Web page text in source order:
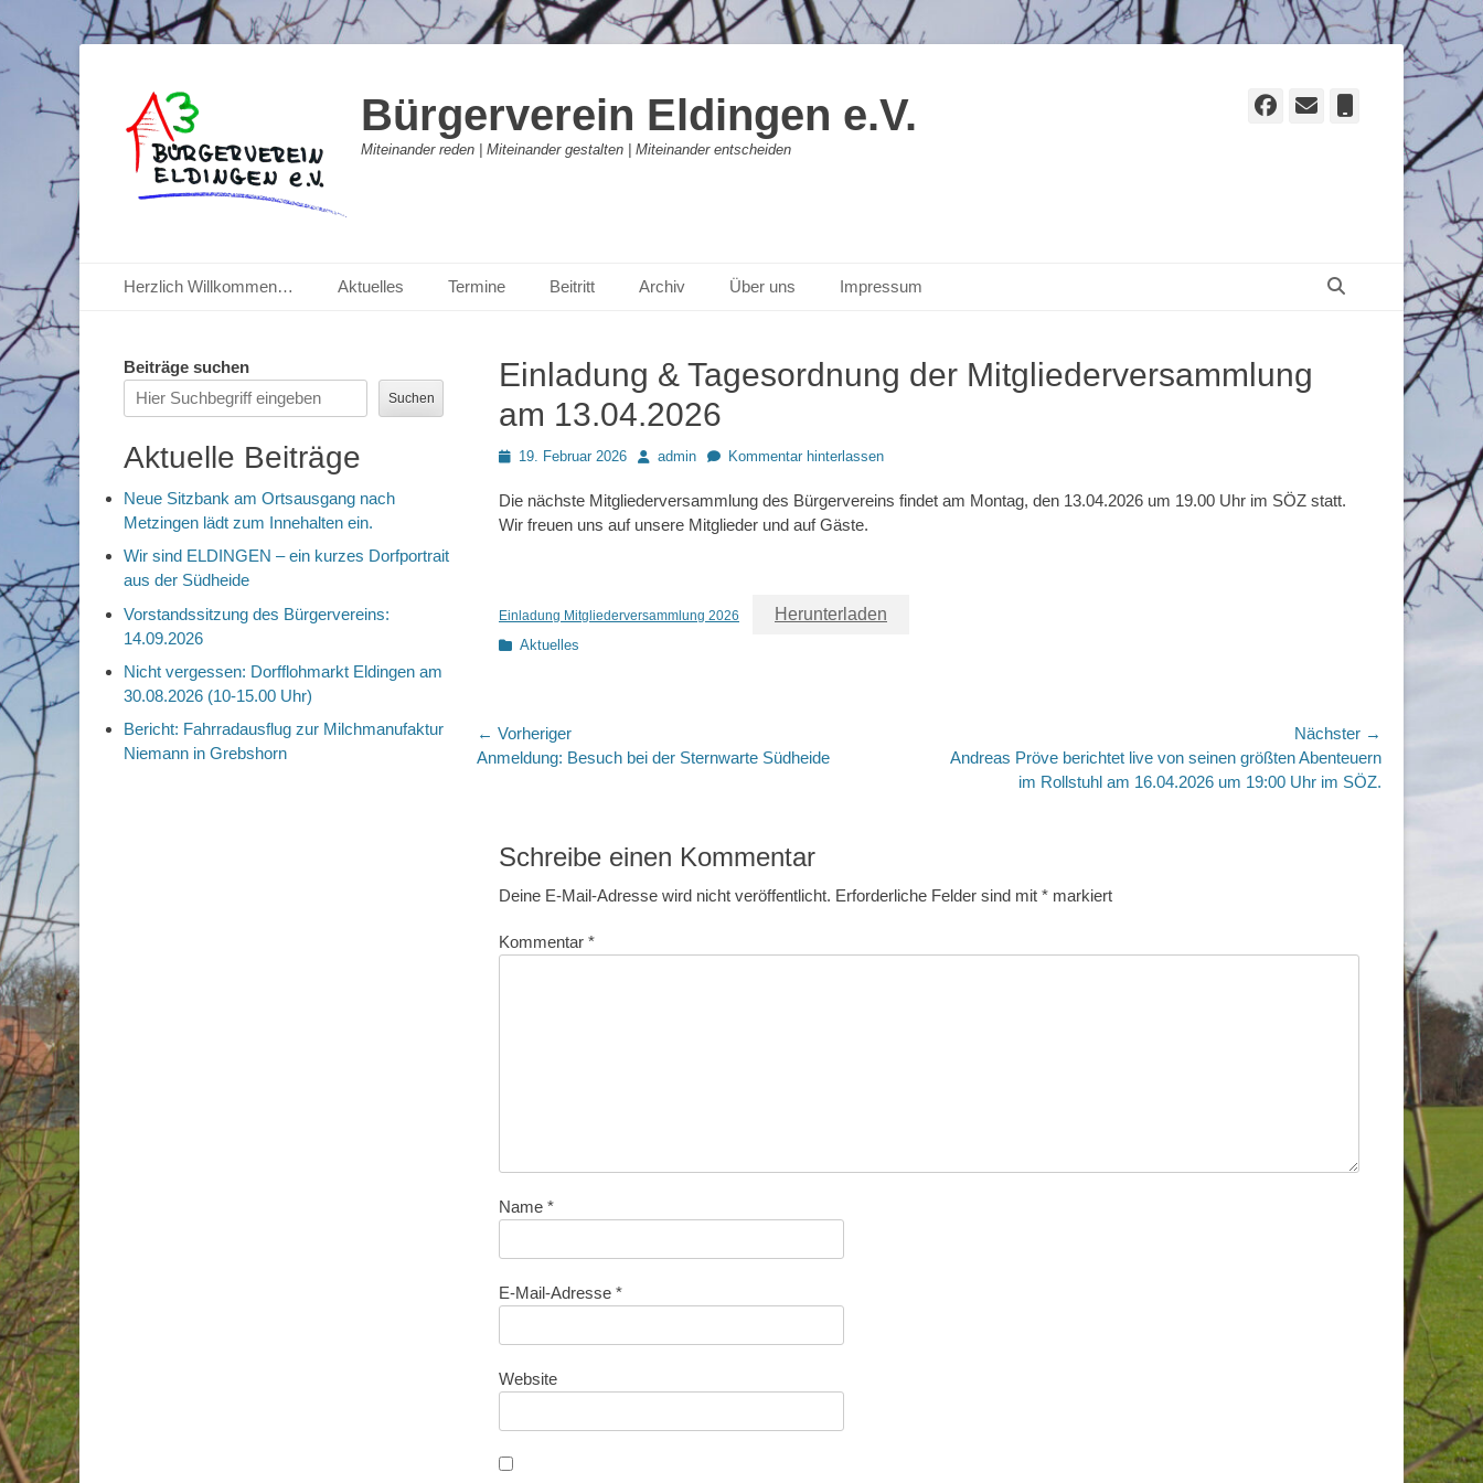
Bürgerverein Eldingen e.V.
Miteinander reden | Miteinander gestalten | Miteinander entscheiden
Facebook
E-
Telefon
Primäres Menü
Inhalt
Herzlich Willkommen… Aktuelles Termine Beitritt Archiv Über uns Impressum
Einladung & Tagesordnung der Mitgliederversammlung
am 13.04.2026
Posted19. Februar 2026 Autoradmin Kommentar hinterlassen
Die nächste Mitgliederversammlung des Bürgervereins findet am Montag, den 13.04.2026 um 19.00 Uhr im SÖZ statt.
Wir freuen uns auf unsere Mitglieder und auf Gäste.
Einladung Mitgliederversammlung 2026 Herunterladen
Kategorien
Aktuelles
Beitragsnavigation
← Vorheriger
Vorheriger
Anmeldung: Besuch bei der Sternwarte Südheide
Nächster →
Nächster
Andreas Pröve berichtet live von seinen größten Abenteuern
im Rollstuhl am 16.04.2026 um 19:00 Uhr im SÖZ.
Schreibe einen Kommentar
Deine E-Mail-Adresse wird nicht veröffentlicht. Erforderliche Felder sind mit * markiert
Kommentar *
Name *
E-Mail-Adresse *
Website
Beiträge suchen
Suchen
Aktuelle Beiträge
Neue Sitzbank am Ortsausgang nach
Metzingen lädt zum Innehalten ein.
Wir sind ELDINGEN – ein kurzes Dorfportrait
aus der Südheide
Vorstandssitzung des Bürgervereins:
14.09.2026
Nicht vergessen: Dorfflohmarkt Eldingen am
30.08.2026 (10-15.00 Uhr)
Bericht: Fahrradausflug zur Milchmanufaktur
Niemann in Grebshorn